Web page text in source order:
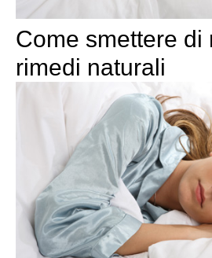
Come smettere di
rimedi naturali